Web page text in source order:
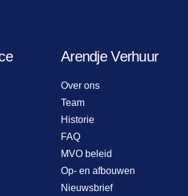
Arendje Verhuur
Over ons
Team
Historie
FAQ
MVO beleid
Op- en afbouwen
Nieuwsbrief